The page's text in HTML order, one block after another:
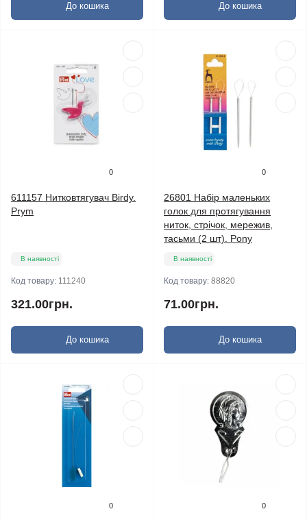
До кошика До кошика
0
611157 Нитковтягувач Birdy.
Prym
В наявності
Код товару: 111240
321.00грн.
До кошика
0
26801 Набір маленьких
голок для протягування
ниток, стрічок, мережив,
тасьми (2 шт). Pony
В наявності
Код товару: 88820
71.00грн.
До кошика
0 0